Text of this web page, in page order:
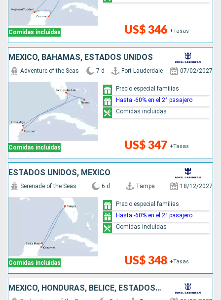
Comidas incluidas US$ 346 +Tasas
MÉXICO, BAHAMAS, ESTADOS UNIDOS
Comidas incluidas
Adventure of the Seas 7 d Fort Lauderdale 07/02/2027
US$ 347 +Tasas
Precio especial familias
Hasta -60% en el 2° pasajero
Comidas incluidas
ESTADOS UNIDOS, MÉXICO
Comidas incluidas
Serenade of the Seas 6 d Tampa 18/12/2027
US$ 348 +Tasas
Precio especial familias
Hasta -60% en el 2° pasajero
Comidas incluidas
MÉXICO, HONDURAS, BELICE, ESTADOS UNIDOS